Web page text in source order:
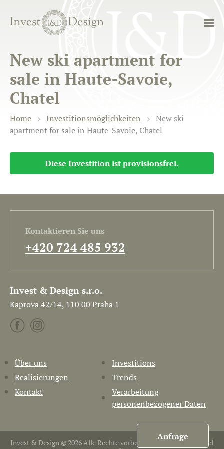
New ski apartment for
sale in Haute-Savoie,
Chatel
Home Investitionsmöglichkeiten
New ski
apartment for sale in Haute-Savoie, Chatel
Diese Investition ist provisionsfrei.
Kontaktieren Sie uns
+420 724 485 932
Invest & Design s.r.o.
Kaprova 42/14, 110 00 Praha 1
Über uns
Investitions
Realisierungen
Trends
Kontakt
Verarbeitung
personenbezogener Daten
Invest & Design © 2026 Alle Rechte vorbehalten. Erstellt von
Pavel
Anfrage